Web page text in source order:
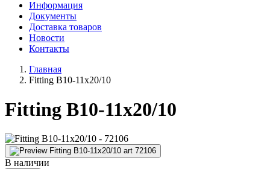
Информация
Документы
Доставка товаров
Новости
Контакты
Главная
Fitting B10-11x20/10
Fitting B10-11x20/10
В наличии